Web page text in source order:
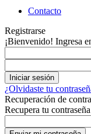
Contacto
Registrarse
¡Bienvenido! Ingresa
¿Olvidaste tu
Recuperación de
Recupera tu contraseña